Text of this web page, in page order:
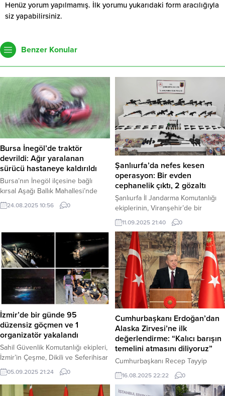
Henüz yorum yapılmamış. İlk yorumu yukarıdaki form aracılığıyla
siz yapabilirsiniz.
Benzer Konular
Bursa İnegöl’de traktör
devrildi: Ağır yaralanan
sürücü hastaneye kaldırıldı
Bursa’nın İnegöl ilçesine bağlı
kırsal Aşağı Ballık Mahallesi’nde
meydana gelen traktör kazasında,
ağır yaralanan 53 yaşındaki sürücü
alındı. Bursa – Kaza, sürücünün
direksiyon hakimiyetini kaybetmesi
sonucu yaşandı. Kenan A.
idaresindeki traktör, kontrolden
çıkarak devrildi. Çevredekilerin
ihbarı üzerine olay yerine hızla
jandarma ve sağlık ekipleri sevk...
24.08.2025 10:56 0
Şanlıurfa’da nefes kesen
operasyon: Bir evden
cephanelik çıktı, 2 gözaltı
Şanlıurfa İl Jandarma Komutanlığı
ekiplerinin, Viranşehir’de bir
adrese düzenlediği operasyonda
adeta bir cephanelik ele geçirildi.
Operasyonda 17 el bombası, 44
adet uzun ve kısa namlulu silah ile
yaklaşık 24 bin mermi bulundu,
olayla ilgili 2 şüpheli gözaltına
alındı. Şanlıurfa, 11 Eylül 2025 –
Şanlıurfa İl Jandarma Komutanlığı
ekipleri, yürüttükleri istihbari...
11.09.2025 21:40 0
İzmir’de bir günde 95
düzensiz göçmen ve 1
organizatör yakalandı
Sahil Güvenlik Komutanlığı ekipleri,
İzmir’in Çeşme, Dikili ve Seferihisar
ilçelerinde 4 Eylül’de düzenlediği
dört ayrı operasyonda, yasa dışı
yollarla yurt dışına çıkmaya çalışan
05.09.2025 21:24 0
Cumhurbaşkanı Erdoğan’dan
Alaska Zirvesi’ne ilk
değerlendirme: “Kalıcı barışın
temelini atmasını diliyoruz”
Cumhurbaşkanı Recep Tayyip
Erdoğan, ABD Başkanı Donald
Trump ile Rusya Devlet Başkanı
Vladimir Putin arasında Alaska’da
16.08.2025 22:22 0